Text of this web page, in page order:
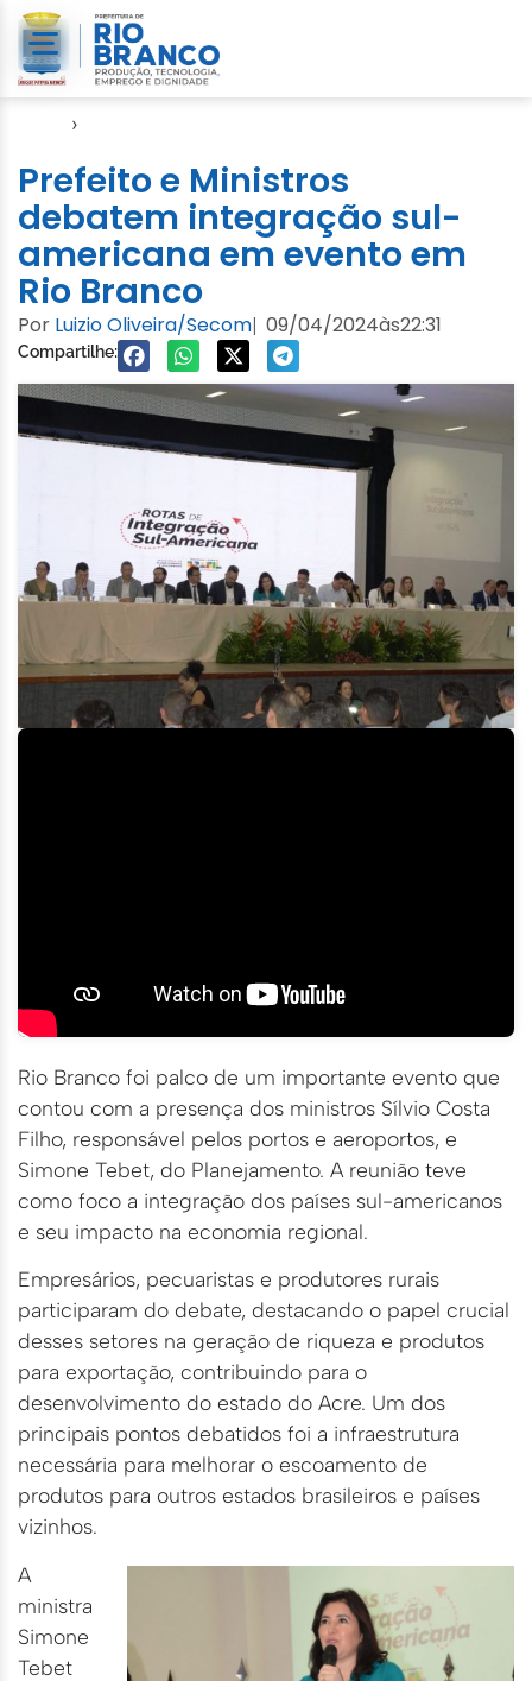
›
Prefeito e Ministros
debatem integração sul-
americana em evento em
Rio Branco
Por Luizio Oliveira/Secom| 09/04/2024às22:31
Compartilhe:
Rio Branco foi palco de um importante evento que
contou com a presença dos ministros Sílvio Costa
Filho, responsável pelos portos e aeroportos, e
Simone Tebet, do Planejamento. A reunião teve
como foco a integração dos países sul-americanos
e seu impacto na economia regional.
Empresários, pecuaristas e produtores rurais
participaram do debate, destacando o papel crucial
desses setores na geração de riqueza e produtos
para exportação, contribuindo para o
desenvolvimento do estado do Acre. Um dos
principais pontos debatidos foi a infraestrutura
necessária para melhorar o escoamento de
produtos para outros estados brasileiros e países
vizinhos.
A
ministra
Simone
Tebet